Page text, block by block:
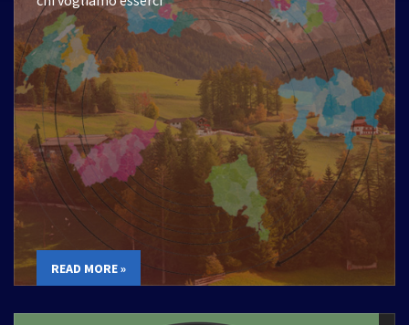
READ MORE »